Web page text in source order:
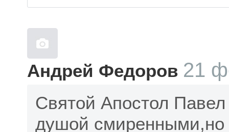
Андрей Федоров 21
Святой Апостол
душой смиренными,но